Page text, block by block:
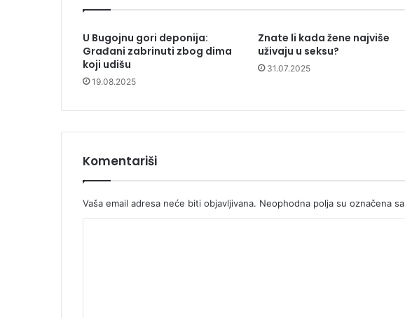
U Bugojnu gori deponija:
Građani zabrinuti zbog dima
koji udišu
19.08.2025
Znate li kada žene najviše
uživaju u seksu?
31.07.2025
Komentariši
Vaša email adresa neće biti objavljivana. Neophodna polja su označena sa